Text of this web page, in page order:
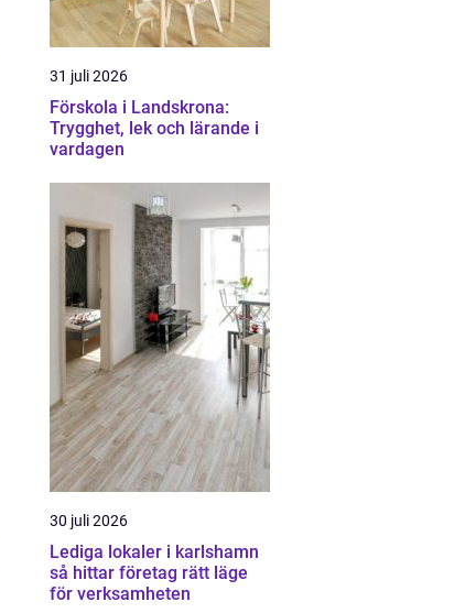
31 juli 2026
Förskola i Landskrona:
Trygghet, lek och lärande i
vardagen
30 juli 2026
Lediga lokaler i karlshamn
så hittar företag rätt läge
för verksamheten